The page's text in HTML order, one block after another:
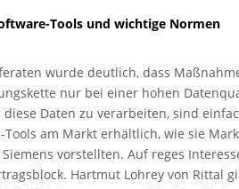
Tools und wichtige Normen
wurde deutlich, dass
nur bei einer hohen
diese Daten zu verarbeiten, sind
am Markt erhältlich, wie sie
Siemens vorstellten. Auf reges
Hartmut Lohrey von Rittal